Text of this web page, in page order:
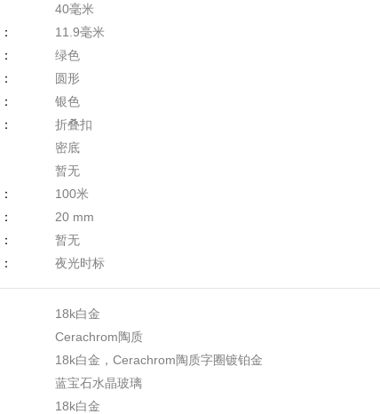
40毫米
11.9毫米
绿色
圆形
银色
折叠扣
密底
暂无
100米
20 mm
暂无
夜光时标
18k白金
Cerachrom陶质
18k白金，Cerachrom陶质字圈镀铂金
蓝宝石水晶玻璃
18k白金